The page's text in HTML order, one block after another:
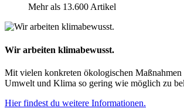
Mehr als 13.600 Artikel
Wir arbeiten klimabewusst.
Mit vielen konkreten ökologischen Maßnahmen
Umwelt und Klima so gering wie möglich zu
Hier findest du weitere Informationen.